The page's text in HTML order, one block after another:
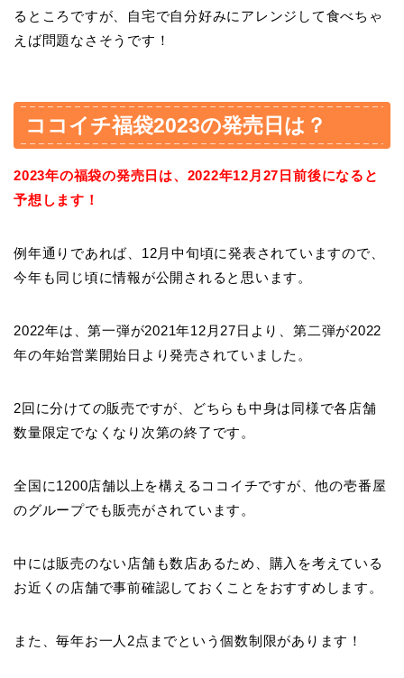
るところですが、自宅で自分好みにアレンジして食べちゃ
えば問題なさそうです！
ココイチ福袋2023の発売日は？
2023年の福袋の発売日は、2022年12月27日前後になると
予想します！
例年通りであれば、12月中旬頃に発表されていますので、
今年も同じ頃に情報が公開されると思います。
2022年は、第一弾が2021年12月27日より、第二弾が2022
年の年始営業開始日より発売されていました。
2回に分けての販売ですが、どちらも中身は同様で各店舗
数量限定でなくなり次第の終了です。
全国に1200店舗以上を構えるココイチですが、他の壱番屋
のグループでも販売がされています。
中には販売のない店舗も数店あるため、購入を考えている
お近くの店舗で事前確認しておくことをおすすめします。
また、毎年お一人2点までという個数制限があります！